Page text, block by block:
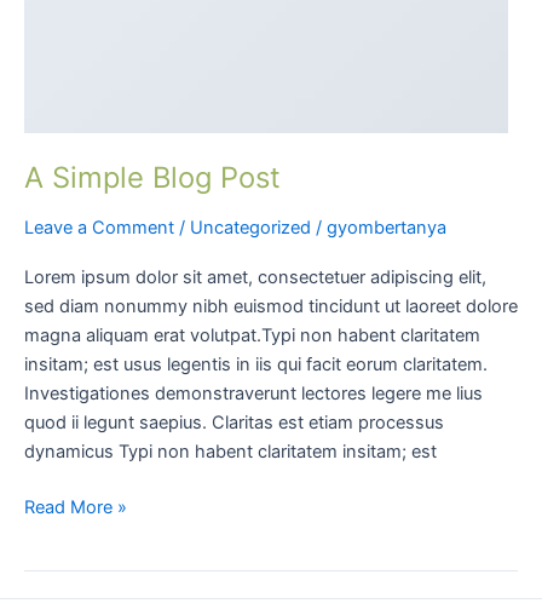
A Simple Blog Post
Leave a Comment / Uncategorized / gyombertanya
Lorem ipsum dolor sit amet, consectetuer adipiscing elit,
sed diam nonummy nibh euismod tincidunt ut laoreet dolore
magna aliquam erat volutpat.Typi non habent claritatem
insitam; est usus legentis in iis qui facit eorum claritatem.
Investigationes demonstraverunt lectores legere me lius
quod ii legunt saepius. Claritas est etiam processus
dynamicus Typi non habent claritatem insitam; est
Read More »